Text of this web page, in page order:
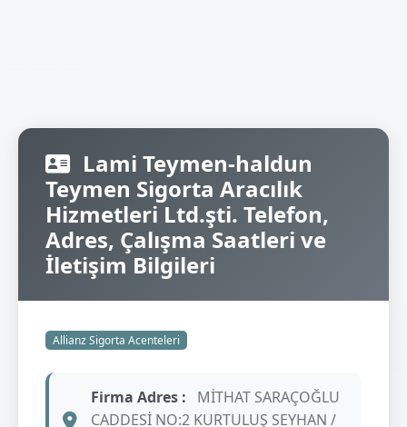
Lami Teymen-haldun
Teymen Sigorta Aracılık
Hizmetleri Ltd.şti. Telefon,
Adres, Çalışma Saatleri ve
İletişim Bilgileri
Allianz Sigorta Acenteleri
Firma Adres :
MİTHAT SARAÇOĞLU
CADDESİ NO:2 KURTULUŞ SEYHAN /